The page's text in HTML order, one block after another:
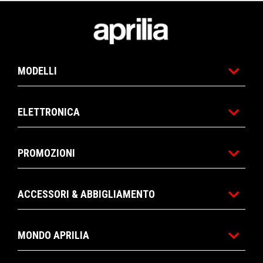
MODELLI
ELETTRONICA
PROMOZIONI
ACCESSORI & ABBIGLIAMENTO
MONDO APRILIA